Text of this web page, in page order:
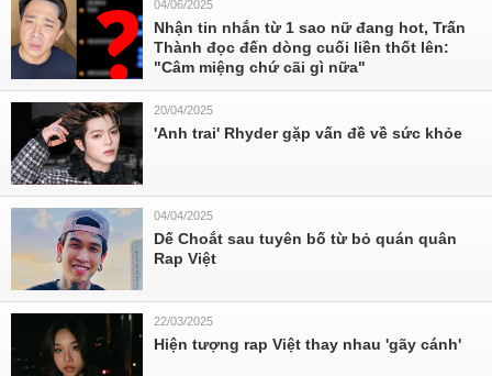
04/06/2025
Nhận tin nhắn từ 1 sao nữ đang hot, Trấn
Thành đọc đến dòng cuối liền thốt lên:
"Câm miệng chứ cãi gì nữa"
20/04/2025
'Anh trai' Rhyder gặp vấn đề về sức khỏe
04/04/2025
Dế Choắt sau tuyên bố từ bỏ quán quân
Rap Việt
22/03/2025
Hiện tượng rap Việt thay nhau 'gãy cánh'